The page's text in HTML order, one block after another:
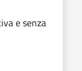
e senza